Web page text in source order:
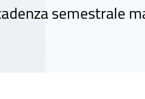
semestrale